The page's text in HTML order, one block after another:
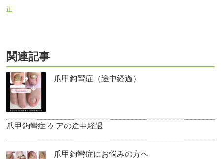
正
関連記事
爪甲鉤彎症（途中経過）
爪甲鉤彎症 ケアの途中経過
爪甲鉤彎症にお悩みの方へ